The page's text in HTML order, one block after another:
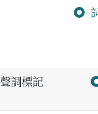
聲調標記